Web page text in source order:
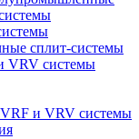
сплит-системы
VRV системы
и VRV системы